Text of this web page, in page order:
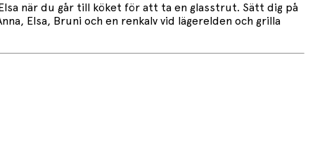
när du går till köket för att ta en glasstrut. Sätt dig på
Elsa, Bruni och en renkalv vid lägerelden och grilla